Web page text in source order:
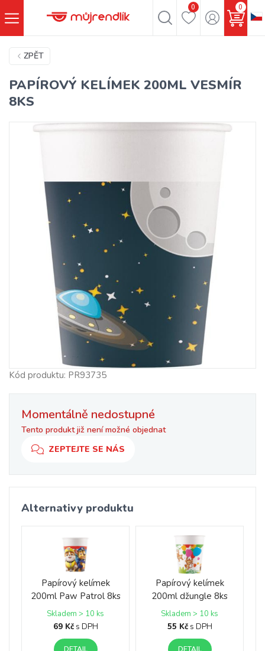
0 0
ZPĚT
PAPÍROVÝ KELÍMEK 200ML VESMÍR
8KS
Kód produktu: PR93735
Momentálně nedostupné
Tento produkt již není možné objednat
ZEPTEJTE SE NÁS
Alternativy produktu
Papírový kelímek
200ml Paw Patrol 8ks
Skladem > 10 ks
69 Kčs DPH
DETAIL
Papírový kelímek
200ml džungle 8ks
Skladem > 10 ks
55 Kčs DPH
DETAIL